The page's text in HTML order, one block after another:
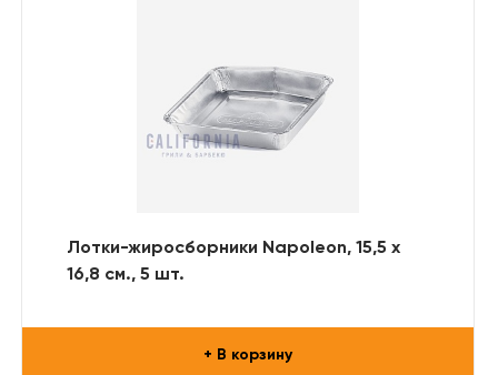
Лотки-жиросборники Napoleon, 15,5 х
16,8 см., 5 шт.
+ В корзину